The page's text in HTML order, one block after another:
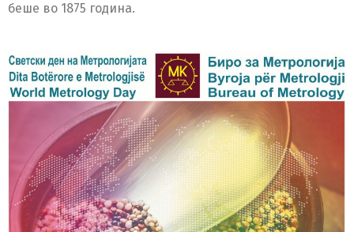
беше во 1875 година.
Switch The Language
македонски Albanian
English